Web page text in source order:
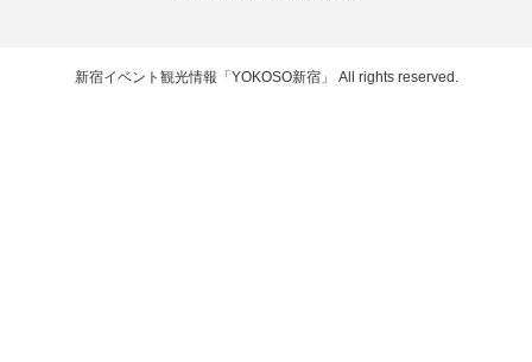
新宿イベント観光情報「YOKOSO新宿」 All rights reserved.